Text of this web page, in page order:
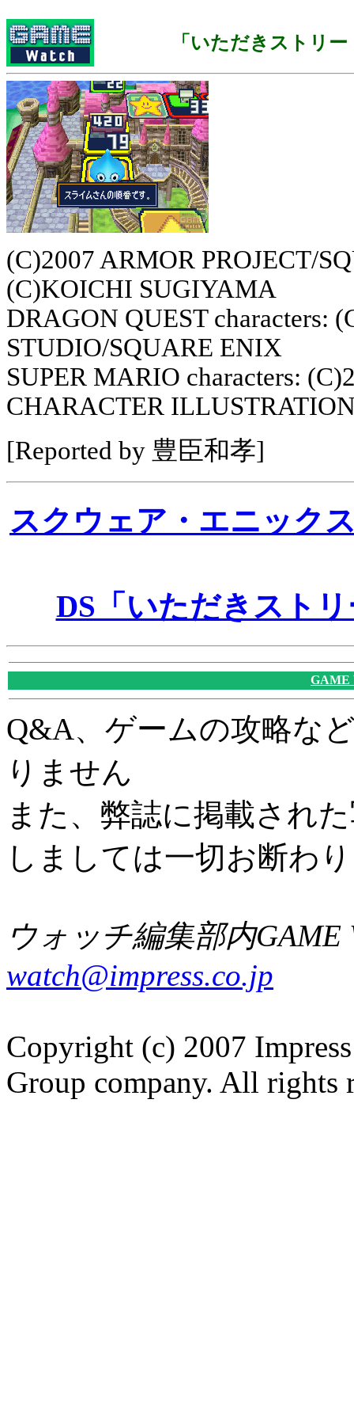
「いただきストリー
(C)2007 ARMOR PROJECT/
(C)KOICHI SUGIYAMA
DRAGON QUEST characters:
STUDIO/SQUARE ENIX
SUPER MARIO characters:
CHARACTER
[Reported by 豊臣和孝]
スクウェア・エニック
DS「いただきスト
GAME
Q&A、ゲームの攻略な
りません
また、弊誌に掲載され
しましては一切お断わ
ウォッチ編集部内GAME
watch@impress.co.jp
Copyright (c) 2007
Group company. All rights